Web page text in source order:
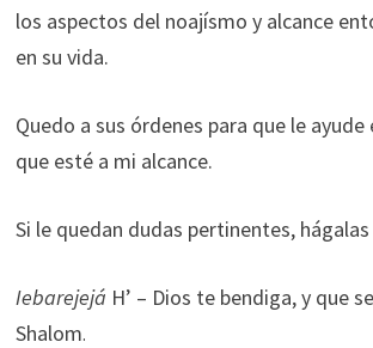
los aspectos del noajísmo y alcance
en su vida.
Quedo a sus órdenes para que le
que esté a mi alcance.
Si le quedan dudas pertinentes,
Iebarejejá H’ – Dios te bendiga, y que
Shalom.